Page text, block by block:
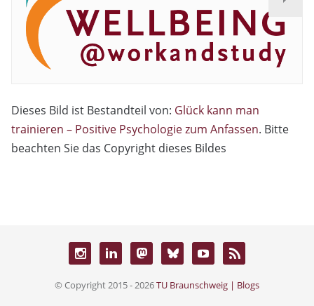
Dieses Bild ist Bestandteil von: Glück kann man
trainieren – Positive Psychologie zum Anfassen. Bitte
beachten Sie das Copyright dieses Bildes
© Copyright 2015 - 2026TU Braunschweig | Blogs